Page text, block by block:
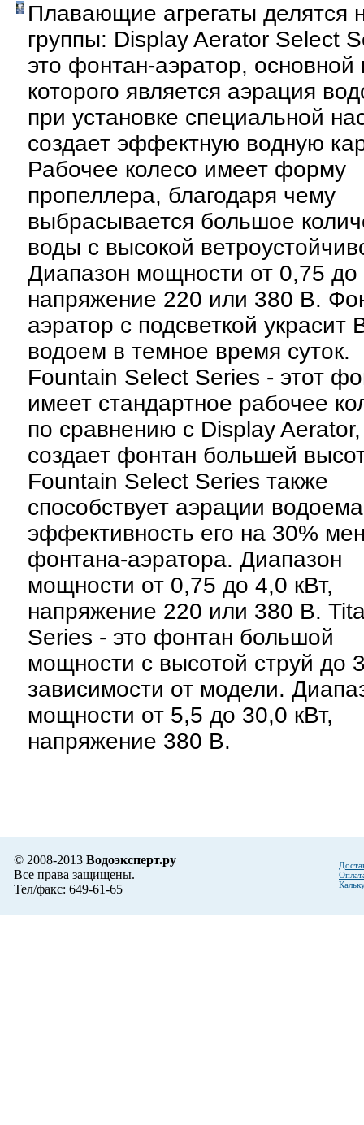
Плавающие агрегаты делятся
группы: Display Aerator Select
это фонтан-аэратор,
которого является аэрация
при установке специальной
создает эффектную водную
Рабочее колесо имеет форму
пропеллера, благодаря чему
выбрасывается большое
воды с высокой
Диапазон мощности от 0,75 до
напряжение 220 или 380 В.
аэратор с подсветкой украсит
водоем в темное время суток.
Fountain Select Series - этот
имеет стандартное рабочее
по сравнению с Display Aerator,
создает фонтан большей
Fountain Select Series также
способствует аэрации
эффективность его на 30%
фонтана-аэратора. Диапазон
мощности от 0,75 до 4,0 кВт,
напряжение 220 или 380 В.
Series - это фонтан большой
мощности с высотой струй до
зависимости от модели.
мощности от 5,5 до 30,0 кВт,
напряжение 380 В.
© 2008-2013 Водоэксперт.ру
Все права защищены.
Тел/факс: 649-61-65